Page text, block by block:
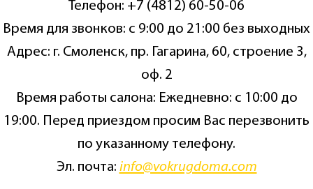
Телефон: +7 (4812) 60-50-06
Время для звонков: с 9:00 до 21:00 без выходных
Адрес: г. Смоленск, пр. Гагарина, 60, строение 3,
оф. 2
Время работы салона: Ежедневно: с 10:00 до
19:00. Перед приездом просим Вас перезвонить
по указанному телефону.
Эл. почта: info@vokrugdoma.com